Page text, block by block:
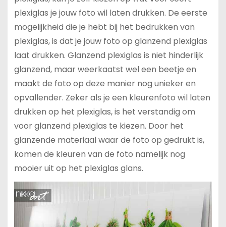
plexiglas je jouw foto wil laten drukken. De eerste
mogelijkheid die je hebt bij het bedrukken van
plexiglas, is dat je jouw foto op glanzend plexiglas
laat drukken. Glanzend plexiglas is niet hinderlijk
glanzend, maar weerkaatst wel een beetje en
maakt de foto op deze manier nog unieker en
opvallender. Zeker als je een kleurenfoto wil laten
drukken op het plexiglas, is het verstandig om
voor glanzend plexiglas te kiezen. Door het
glanzende materiaal waar de foto op gedrukt is,
komen de kleuren van de foto namelijk nog
mooier uit op het plexiglas glans.